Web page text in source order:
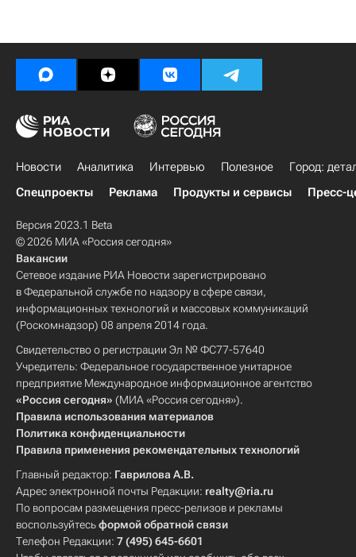
Новости Аналитика Интервью Полезное
Город:
Спецпроекты
Реклама Продукты и сервисы Пресс-
Версия 2023.1 Beta
© 2026 МИА «Россия сегодня»
Вакансии
Сетевое издание РИА Новости зарегистрировано
в Федеральной службе по надзору в сфере связи,
информационных технологий и массовых коммуникаций
(Роскомнадзор) 08 апреля 2014 года.
Свидетельство о регистрации Эл № ФС77-57640
Учредитель: Федеральное государственное унитарное
предприятие Международное информационное агентство
«Россия сегодня» (МИА «Россия сегодня»).
Правила использования материалов
Политика конфиденциальности
Правила применения рекомендательных технологий
Главный редактор: Гаврилова А.В.
Адрес электронной почты Редакции: realty@ria.ru
По вопросам размещения пресс-релизов и рекламы
воспользуйтесьформой обратной связи
Телефон Редакции: 7 (495) 645-6601